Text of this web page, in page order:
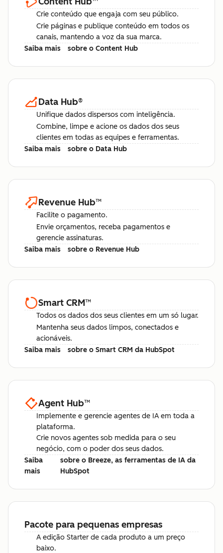
Crie conteúdo que engaja com seu público.
Crie páginas e publique conteúdo em todos os
canais, mantendo a voz da sua marca.
Saiba mais
sobre o Content Hub
Data Hub®
Unifique dados dispersos com inteligência.
Combine, limpe e acione os dados dos seus
clientes em todas as equipes e ferramentas.
Saiba mais
sobre o Data Hub
Revenue Hub™
Facilite o pagamento.
Envie orçamentos, receba pagamentos e
gerencie assinaturas.
Saiba mais
sobre o Revenue Hub
Smart CRM™
Todos os dados dos seus clientes em um só lugar.
Mantenha seus dados limpos, conectados e
acionáveis.
Saiba mais
sobre o Smart CRM da HubSpot
Agent Hub™
Implemente e gerencie agentes de IA em toda a
plataforma.
Crie novos agentes sob medida para o seu
negócio, com o poder dos seus dados.
Saiba
mais
sobre o Breeze, as ferramentas de IA da
HubSpot
Pacote para pequenas empresas
A edição Starter de cada produto a um preço
baixo.